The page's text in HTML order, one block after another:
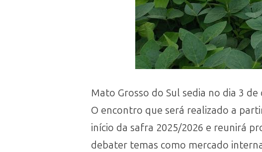
Mato Grosso do Sul sedia no dia 3
O encontro que será realizado a
início da safra 2025/2026 e reunirá
debater temas como mercado